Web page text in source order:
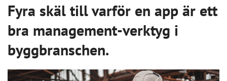
Fyra skäl till varför en app är ett
bra management-verktyg i
byggbranschen.